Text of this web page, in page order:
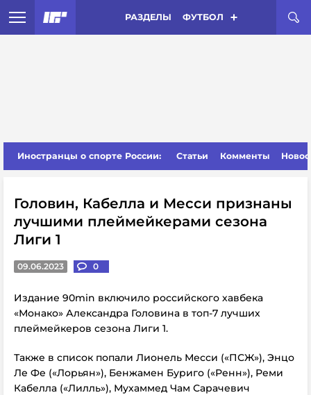
РАЗДЕЛЫ ФУТБОЛ
Иностранцы о спорте России: Статьи Комменты
Головин, Кабелла и Месси признаны
лучшими плеймейкерами сезона
Лиги 1
09.06.2023 0
Издание 90min включило российского хавбека
«Монако» Александра Головина в топ-7 лучших
плеймейкеров сезона Лиги 1.
Также в список попали Лионель Месси («ПСЖ»), Энцо
Ле Фе («Лорьян»), Бенжамен Буриго («Ренн»), Реми
Кабелла («Лилль»), Мухаммед Чам Сарачевич